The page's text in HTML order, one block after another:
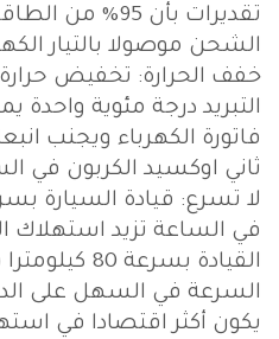
تقديرات بأن
الشحن موصولا بالتيار
خفف الحرارة: تخفيض حرارة
ثاني اوكسيد الكربون في
القيادة
السرعة في السهل على
يكون أكثر اقتصادا في